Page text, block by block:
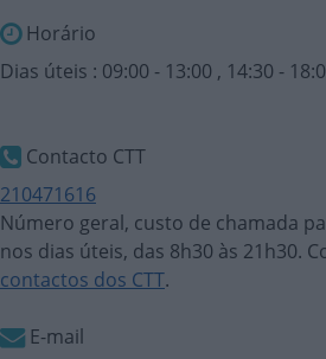
Horário
Dias úteis : 09:00 - 13:00 , 14:30 -
Contacto CTT
210471616
Número geral, custo de chamada
nos dias úteis, das 8h30 às 21h30.
contactos dos CTT.
E-mail